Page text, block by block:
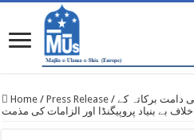
Home / Press Release / دامت برکاتہ کے
بے بنیاد پروپیگنڈا اور الزامات کی مذمت